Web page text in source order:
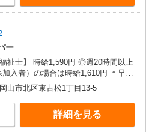
ー
1,590円 ◎週20時間以上
入者）の場合は時給1,610円 ＊早朝
、18:00〜）：時給1,988円〜 ＊日曜
務者研修・初任者研修
】 時給1,510円 ◎週20時間
保加入者）の場合は時給1,530円 ＊
8:00、18:00〜）：時給1,888円〜 ＊
山市北区東古松1丁目13-5
詳細を見る